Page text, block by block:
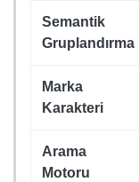
Semantik
Gruplandırma
Marka
Karakteri
Arama
Motoru